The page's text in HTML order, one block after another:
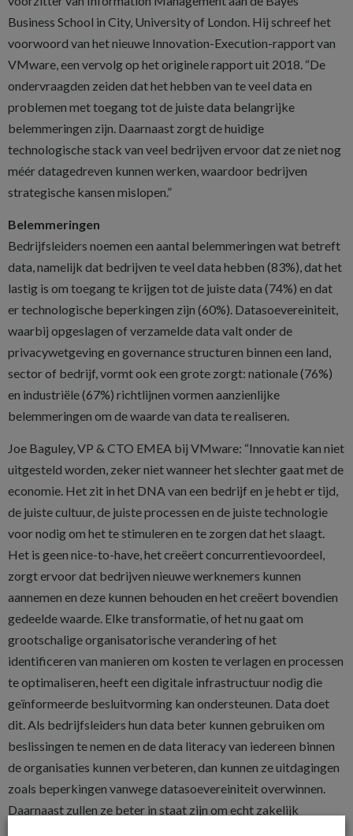
Business School in City, University of London. Hij schreef het
voorwoord van het nieuwe Innovation-Execution-rapport van
VMware, een vervolg op het originele rapport uit 2018. “De
ondervraagden zeiden dat het hebben van te veel data en
problemen met toegang tot de juiste data belangrijke
belemmeringen zijn. Daarnaast zorgt de huidige
technologische stack van veel bedrijven ervoor dat ze niet nog
méér datagedreven kunnen werken, waardoor bedrijven
strategische kansen mislopen.”
Belemmeringen
Bedrijfsleiders noemen een aantal belemmeringen wat betreft
data, namelijk dat bedrijven te veel data hebben (83%), dat het
lastig is om toegang te krijgen tot de juiste data (74%) en dat
er technologische beperkingen zijn (60%). Datasoevereiniteit,
waarbij opgeslagen of verzamelde data valt onder de
privacywetgeving en governance structuren binnen een land,
sector of bedrijf, vormt ook een grote zorgt: nationale (76%)
en industriële (67%) richtlijnen vormen aanzienlijke
belemmeringen om de waarde van data te realiseren.
Joe Baguley, VP & CTO EMEA bij VMware: “Innovatie kan niet
uitgesteld worden, zeker niet wanneer het slechter gaat met de
economie. Het zit in het DNA van een bedrijf en je hebt er tijd,
de juiste cultuur, de juiste processen en de juiste technologie
voor nodig om het te stimuleren en te zorgen dat het slaagt.
Het is geen nice-to-have, het creëert concurrentievoordeel,
zorgt ervoor dat bedrijven nieuwe werknemers kunnen
aannemen en deze kunnen behouden en het creëert bovendien
gedeelde waarde. Elke transformatie, of het nu gaat om
grootschalige organisatorische verandering of het
identificeren van manieren om kosten te verlagen en processen
te optimaliseren, heeft een digitale infrastructuur nodig die
geïnformeerde besluitvorming kan ondersteunen. Data doet
dit. Als bedrijfsleiders hun data beter kunnen gebruiken om
beslissingen te nemen en de data literacy van iedereen binnen
de organisaties kunnen verbeteren, dan kunnen ze uitdagingen
zoals beperkingen vanwege datasoevereiniteit overwinnen.
Daarnaast zullen ze beter in staat zijn om echt zakelijk